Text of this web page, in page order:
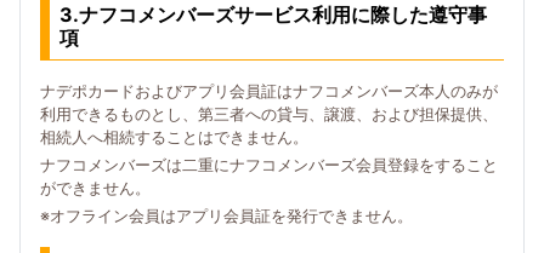
3.ナフコメンバーズサービス利用に際した遵守事
項
ナデポカードおよびアプリ会員証はナフコメンバーズ本人のみが
利用できるものとし、第三者への貸与、譲渡、および担保提供、
相続人へ相続することはできません。
ナフコメンバーズは二重にナフコメンバーズ会員登録をすること
ができません。
※オフライン会員はアプリ会員証を発行できません。